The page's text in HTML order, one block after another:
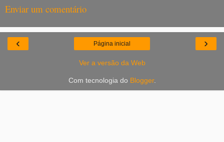
Enviar um comentário
‹ ›
Página inicial
Ver a versão da Web
Com tecnologia do Blogger.